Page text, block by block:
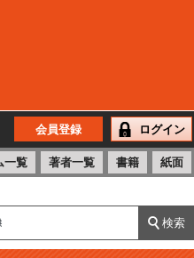
会員登録 ログイン
一覧 著者一覧 書籍 紙面